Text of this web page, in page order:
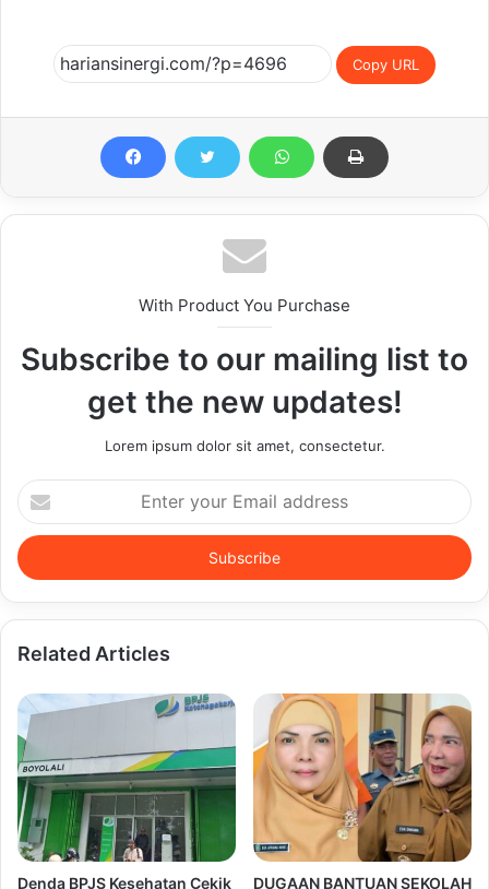
Copy URL
With Product You Purchase
Subscribe to our mailing list to
get the new updates!
Lorem ipsum dolor sit amet, consectetur.
Enter
your
Email
address
Related Articles
Denda BPJS Kesehatan Cekik
DUGAAN BANTUAN SEKOLAH